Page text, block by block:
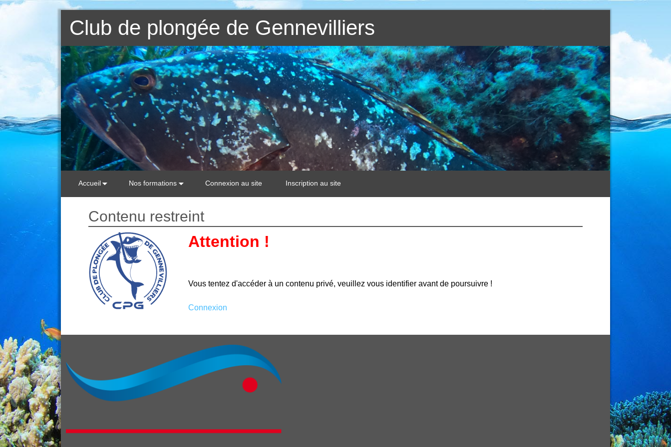
Club de plongée de Gennevilliers
Accueil Nos formations Connexion au site Inscription au site
Contenu restreint
Attention !
Vous tentez d'accéder à un contenu privé, veuillez vous identifier avant de poursuivre !
Connexion